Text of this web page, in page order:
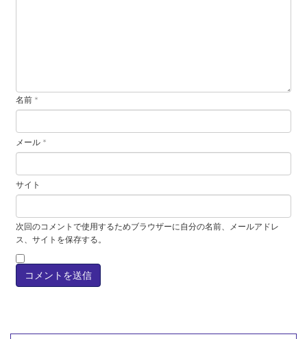
名前 *
メール *
サイト
次回のコメントで使用するためブラウザーに自分の名前、メールアドレ
ス、サイトを保存する。